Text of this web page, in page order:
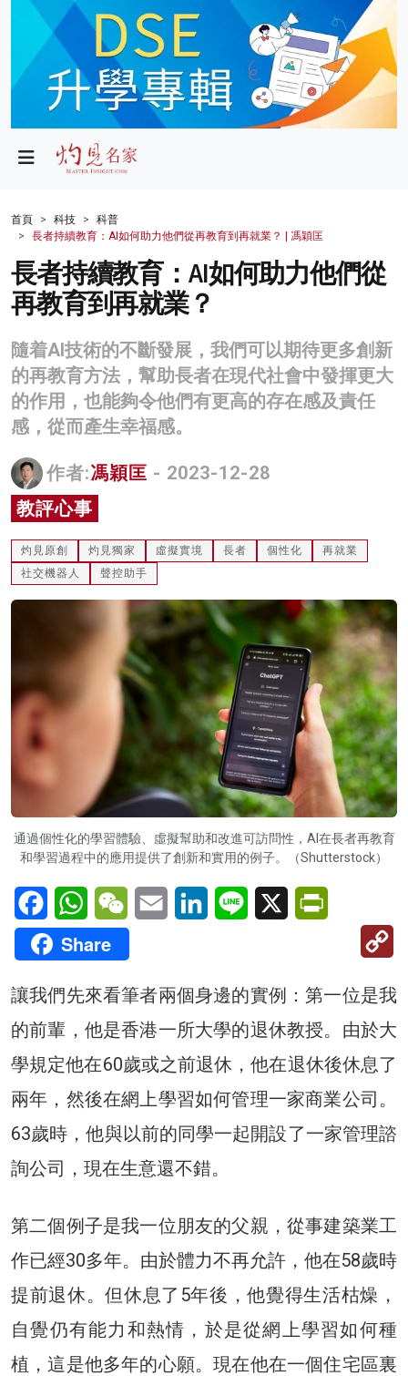
政局
財經
生活
健康
商業
科技
影片
名家榜
灼見活動
關於我們
首頁 科技
科普
長者持續教育：AI如何助力他們從再教育到再就業？ | 馮穎匡
長者持續教育：AI如何助力他們從
再教育到再就業？
隨着AI技術的不斷發展，我們可以期待更多創新
的再教育方法，幫助長者在現代社會中發揮更大
的作用，也能夠令他們有更高的存在感及責任
感，從而產生幸福感。
作者:馮穎匡 - 2023-12-28
教評心事
灼見原創 灼見獨家 虛擬實境 長者 個性化
再就業
社交機器人
聲控助手
通過個性化的學習體驗、虛擬幫助和改進可訪問性，AI在長者再教育
和學習過程中的應用提供了創新和實用的例子。（Shutterstock）
FacebookWhatsAppWeChatEmail LinkedInLine X
Share
讓我們先來看筆者兩個身邊的實例：第一位是我
的前輩，他是香港一所大學的退休教授。由於大
學規定他在60歲或之前退休，他在退休後休息了
兩年，然後在網上學習如何管理一家商業公司。
63歲時，他與以前的同學一起開設了一家管理諮
詢公司，現在生意還不錯。
第二個例子是我一位朋友的父親，從事建築業工
作已經30多年。由於體力不再允許，他在58歲時
提前退休。但休息了5年後，他覺得生活枯燥，
自覺仍有能力和熱情，於是從網上學習如何種
植，這是他多年的心願。現在他在一個住宅區裏